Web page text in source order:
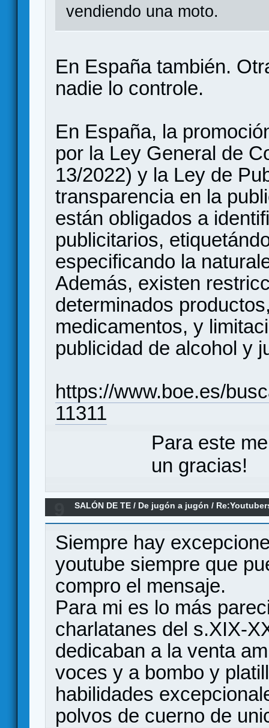
vendiendo una moto.
En España también.
nadie lo controle.
En España, la
por la Ley General de
13/2022) y la Ley de
transparencia en la
están obligados a
publicitarios,
especificando la
Además, existen
determinados
medicamentos, y
publicidad de alcohol y
https://www.boe.es/
11311
Para este
un gracias!
SALÓN DE TE / De jugón a jugón /
Siempre hay
youtube siempre que
compro el mensaje.
Para mi es lo más
charlatanes del s.XIX-
dedicaban a la venta
voces y a bombo y
habilidades
polvos de cuerno de